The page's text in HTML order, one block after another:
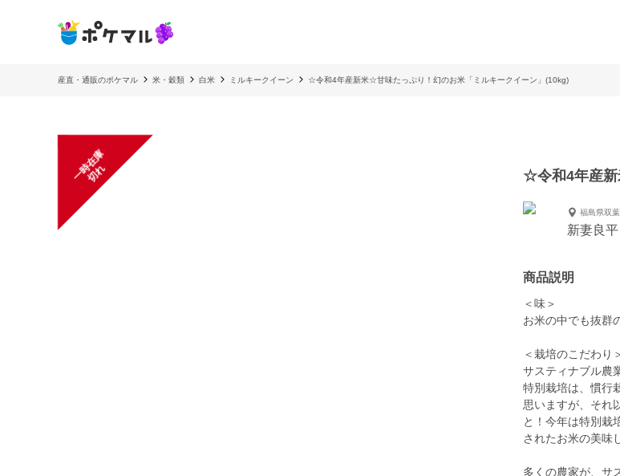
産直・通販のポケマル 米・穀類 白米 ミルキークイーン ☆令和4年産新米☆甘味たっぷり！幻のお米「ミルキークイーン」(10kg)
一
時
在
庫
切
れ ☆令和4年産新
福島県双
新妻良
商品説明
＜味＞
お米の中でも抜群
＜栽培のこだわり
サスティナブル農
特別栽培は、慣行
思いますが、それ
と！今年は特別栽
されたお米の美味
多くの農家が、サ